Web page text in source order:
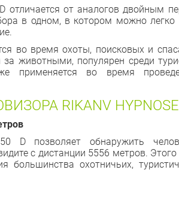
отличается от аналогов двойным
в одном, в котором можно легко
во время охоты, поисковых и
животными, популярен среди
применяется во время
RIKANV HYPNOSE
D позволяет обнаружить
с дистанции 5556 метров.
большинства охотничьих,